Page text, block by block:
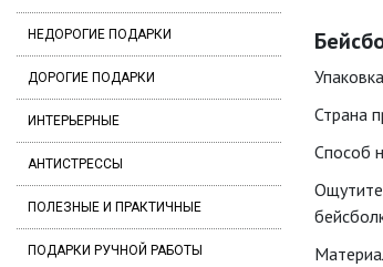
НЕДОРОГИЕ ПОДАРКИ
ДОРОГИЕ ПОДАРКИ
ИНТЕРЬЕРНЫЕ
АНТИСТРЕССЫ
ПОЛЕЗНЫЕ И ПРАКТИЧНЫЕ
ПОДАРКИ РУЧНОЙ РАБОТЫ
Страна
Способ
Ощутите